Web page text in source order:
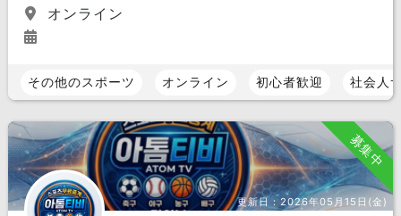
オンライン
その他のスポーツ オンライン 初心者歓迎 社会人
募集中
更新日：2026年05月15日(金)